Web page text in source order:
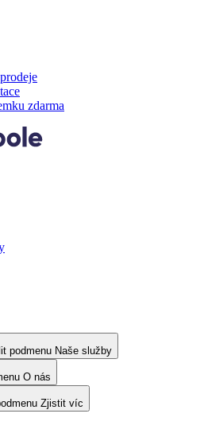
zdarma
podmenu Naše služby
O nás
Zjistit víc